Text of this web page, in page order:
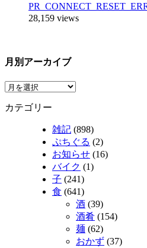
28,159 views
月別アーカイブ
カテゴリー
雑記 (898)
ぷちぐる (2)
お知らせ (16)
バイク (1)
子 (241)
食 (641)
酒 (39)
酒肴 (154)
麺 (62)
おかず (37)